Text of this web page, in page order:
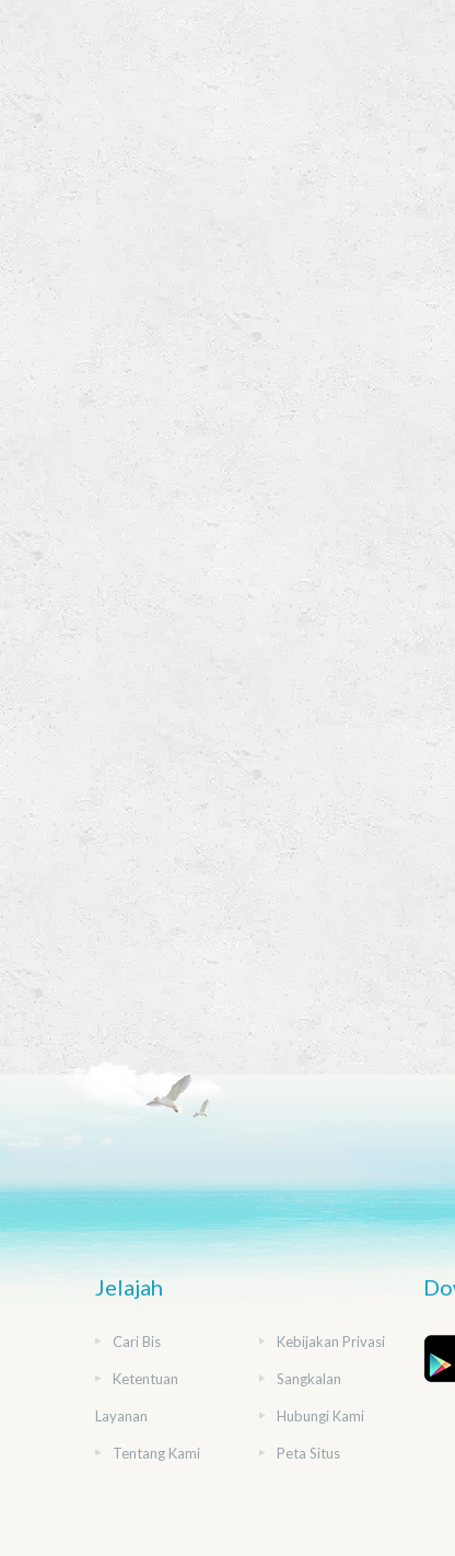
Jelajah
Cari Bis Kebijakan Privasi
Ketentuan
Layanan
Sangkalan
Hubungi Kami
Tentang Kami Peta Situs